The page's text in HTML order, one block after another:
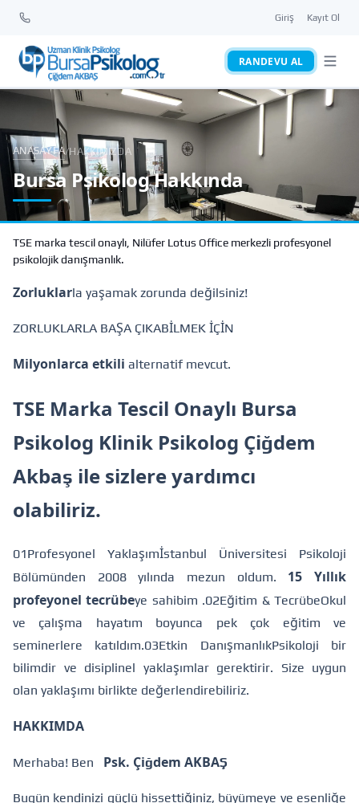
Giriş Kayıt Ol
RANDEVU AL
ANASAYFA/HAKKIMIZDA
Bursa Psikolog Hakkında
TSE marka tescil onaylı, Nilüfer Lotus Office merkezli profesyonel
psikolojik danışmanlık.
Zorluklarla yaşamak zorunda değilsiniz!
ZORLUKLARLA BAŞA ÇIKABİLMEK İÇİN
Milyonlarca etkili alternatif mevcut.
TSE Marka Tescil Onaylı Bursa
Psikolog Klinik Psikolog Çiğdem
Akbaş ile sizlere yardımcı
olabiliriz.
01Profesyonel Yaklaşımİstanbul Üniversitesi Psikoloji
Bölümünden 2008 yılında mezun oldum. 15 Yıllık
profeyonel tecrübeye sahibim .02Eğitim & TecrübeOkul
ve çalışma hayatım boyunca pek çok eğitim ve
seminerlere katıldım.03Etkin DanışmanlıkPsikoloji bir
bilimdir ve disiplinel yaklaşımlar gerektirir. Size uygun
olan yaklaşımı birlikte değerlendirebiliriz.
HAKKIMDA
Merhaba! Ben Psk. Çiğdem AKBAŞ
Bugün kendinizi güçlü hissettiğiniz, büyümeye ve esenliğe